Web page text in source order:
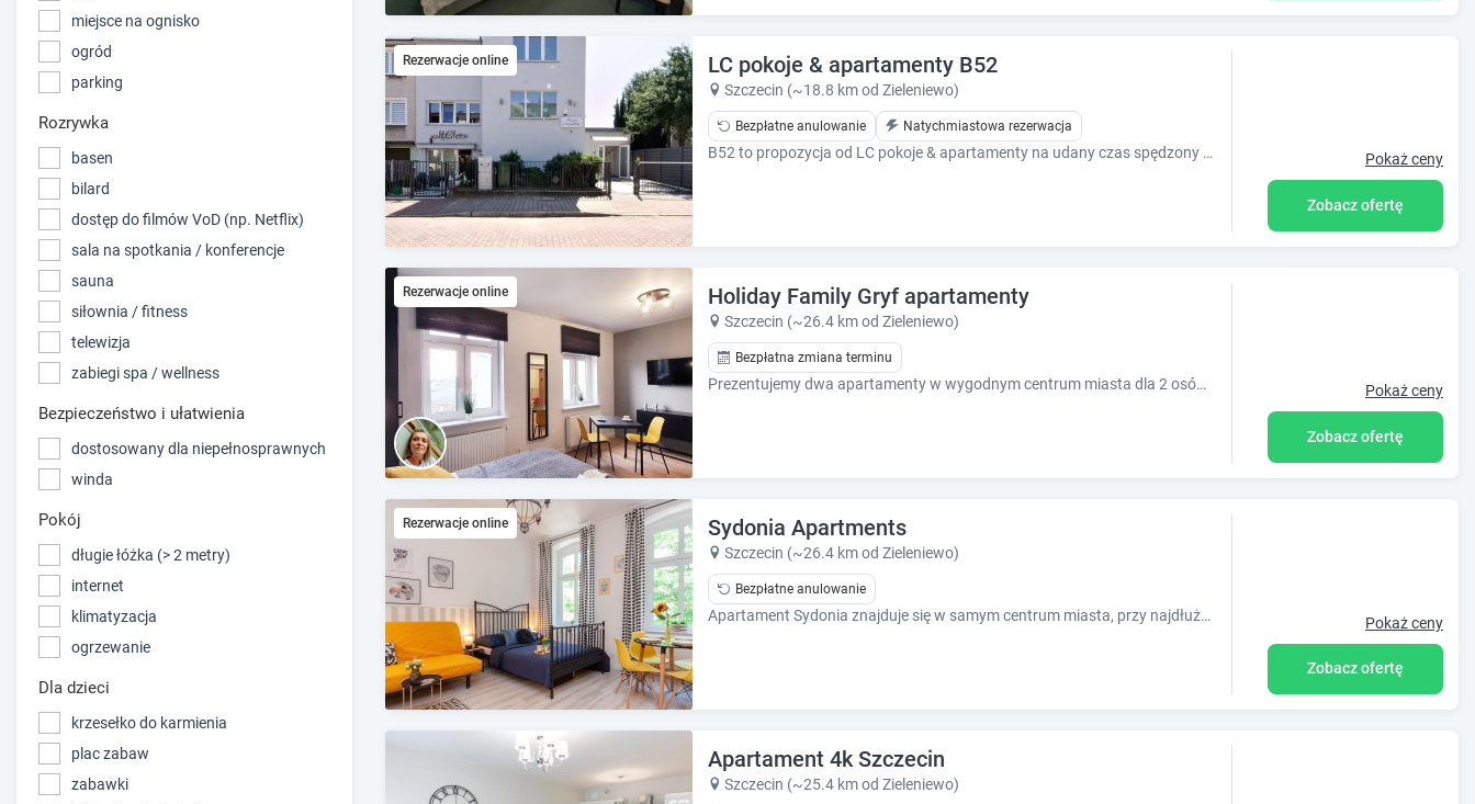
h
e
q
e
i
o
n
m
a
k
e
t
o
g
e
t
t
h
k
e
y
b
o
a
d
s
q
s
t
k
e
y
h
e
k
e
s
h
miejsce na ognisko
ogród
parking
Rozrywka
basen
bilard
dostęp do filmów VoD (np. Netflix)
sala na spotkania / konferencje
sauna
siłownia / fitness
telewizja
zabiegi spa / wellness
Bezpieczeństwo i ułatwienia
dostosowany dla niepełnosprawnych
winda
Pokój
długie łóżka (> 2 metry)
internet
klimatyzacja
ogrzewanie
Dla dzieci
krzesełko do karmienia
plac zabaw
zabawki
Rezerwacje online LC pokoje & apartamenty B52
Szczecin (~18.8 km od Zieleniewo)
Bezpłatne anulowanie Natychmiastowa rezerwacja
B52 to propozycja od LC pokoje & apartamenty na udany czas spędzony w Szczecinie! Pokaż ceny
Zobacz ofertę
Rezerwacje online Holiday Family Gryf apartamenty
Szczecin (~26.4 km od Zieleniewo)
Bezpłatna zmiana terminu
Prezentujemy dwa apartamenty w wygodnym centrum miasta dla 2 osób każdy. Bliskość miasta, komunikacji miejskiej, stref relaksu to atut Pokaż ceny
Zobacz ofertę
Rezerwacje online Sydonia Apartments
Szczecin (~26.4 km od Zieleniewo)
Bezpłatne anulowanie
Apartament Sydonia znajduje się w samym centrum miasta, przy najdłuższej ulicy Szczecina - Wojska Polskiego. Pokaż ceny
Zobacz ofertę
Apartament 4k Szczecin
Szczecin (~25.4 km od Zieleniewo)